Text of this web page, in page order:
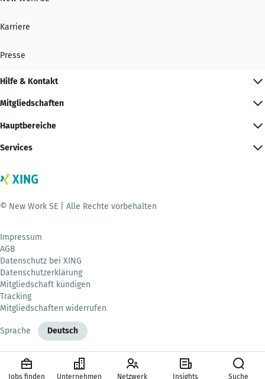
Karriere
Presse
Hilfe & Kontakt
Mitgliedschaften
Hauptbereiche
Services
© New Work SE | Alle Rechte vorbehalten
Impressum
AGB
Datenschutz bei XING
Datenschutzerklärung
Mitgliedschaft kündigen
Tracking
Mitgliedschaften widerrufen
Sprache Deutsch
Jobs finden Unternehmen Netzwerk Insights Suche